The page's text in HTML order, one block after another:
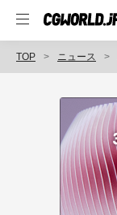
TOP ニュース